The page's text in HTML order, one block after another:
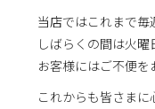
当店ではこれまで毎
しばらくの間は火
お客様にはご不便を
これからも皆さまに